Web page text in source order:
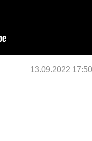
13.09.2022 17:50